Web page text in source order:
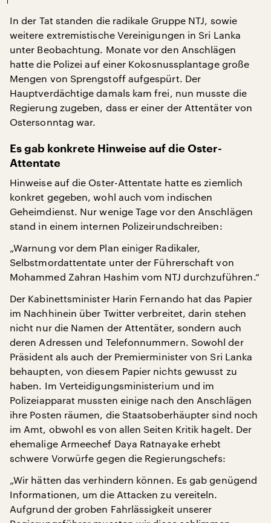
In der Tat standen die radikale Gruppe NTJ, sowie
weitere extremistische Vereinigungen in Sri Lanka
unter Beobachtung. Monate vor den Anschlägen
hatte die Polizei auf einer Kokosnussplantage große
Mengen von Sprengstoff aufgespürt. Der
Hauptverdächtige damals kam frei, nun musste die
Regierung zugeben, dass er einer der Attentäter von
Ostersonntag war.
Es gab konkrete Hinweise auf die Oster-
Attentate
Hinweise auf die Oster-Attentate hatte es ziemlich
konkret gegeben, wohl auch vom indischen
Geheimdienst. Nur wenige Tage vor den Anschlägen
stand in einem internen Polizeirundschreiben:
„Warnung vor dem Plan einiger Radikaler,
Selbstmordattentate unter der Führerschaft von
Mohammed Zahran Hashim vom NTJ durchzuführen.“
Der Kabinettsminister Harin Fernando hat das Papier
im Nachhinein über Twitter verbreitet, darin stehen
nicht nur die Namen der Attentäter, sondern auch
deren Adressen und Telefonnummern. Sowohl der
Präsident als auch der Premierminister von Sri Lanka
behaupten, von diesem Papier nichts gewusst zu
haben. Im Verteidigungsministerium und im
Polizeiapparat mussten einige nach den Anschlägen
ihre Posten räumen, die Staatsoberhäupter sind noch
im Amt, obwohl es von allen Seiten Kritik hagelt. Der
ehemalige Armeechef Daya Ratnayake erhebt
schwere Vorwürfe gegen die Regierungschefs:
„Wir hätten das verhindern können. Es gab genügend
Informationen, um die Attacken zu vereiteln.
Aufgrund der groben Fahrlässigkeit unserer